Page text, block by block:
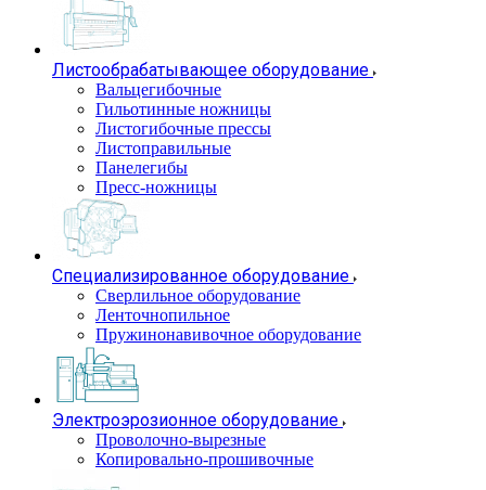
Листообрабатывающее оборудование
Вальцегибочные
Гильотинные ножницы
Листогибочные прессы
Листоправильные
Панелегибы
Пресс-ножницы
Специализированное оборудование
Сверлильное оборудование
Ленточнопильное
Пружинонавивочное оборудование
Электроэрозионное оборудование
Проволочно-вырезные
Копировально-прошивочные